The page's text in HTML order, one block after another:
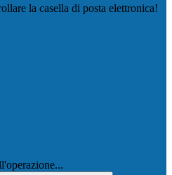
la casella di posta elettronica!